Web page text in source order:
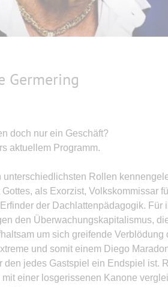
Germering
doch nur ein Geschäft?
aktuellem Programm.
Rollen
als Exorzist, Volkskommissar
der Dachlattenpädagogik. Für
den Überwachungskapitalismus,
um sich greifende Verblödung
und somit einem Diego
jedes Gastspiel ein Endspiel ist.
einer losgerissenen Kanone